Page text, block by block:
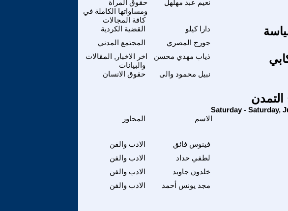
حقوق المراة
ومساواتها الكاملة في
كافة المجالات
نعيم عبد مهلهل
القضية الكردية دارا كيلو
المجتمع المدني
جورج المصري
اخر الاخبار, المقالات
والبيانات
ذياب مهدي محسن
حقوق الانسان نبيل محمود والى
الاسم
الادب والفن فينوس فائق
الادب والفن
لطفي حداد
الادب والفن
خلدون جاويد
الادب والفن
مجد يونس أحمد